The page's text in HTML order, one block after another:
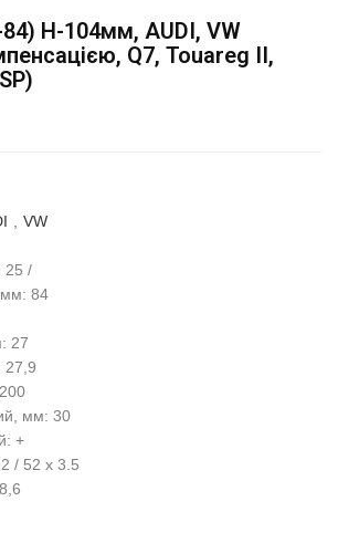
H-104мм, AUDI, VW
Q7, Touareg II,
VW
25 /
мм: 84
27
27,9
мм: 30
+
/ 52 x 3.5